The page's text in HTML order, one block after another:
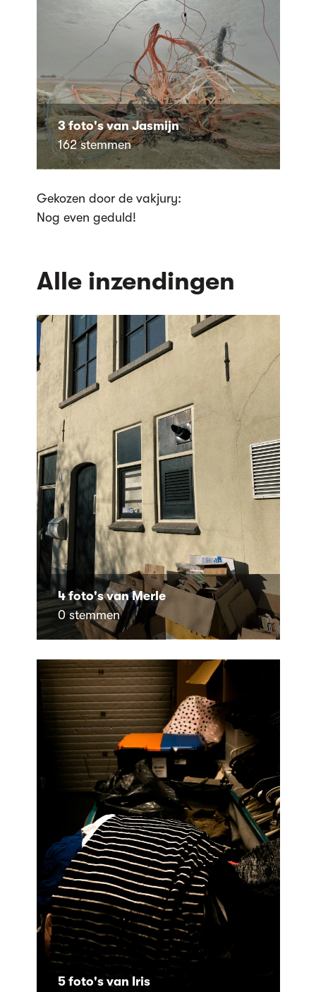
3 foto's van Jasmijn
162 stemmen
Gekozen door de vakjury:
Nog even geduld!
Alle inzendingen
4 foto's van Merle
0 stemmen
5 foto's van Iris